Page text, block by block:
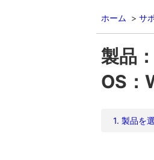
ホーム サ
製品
OS
1. 製品を